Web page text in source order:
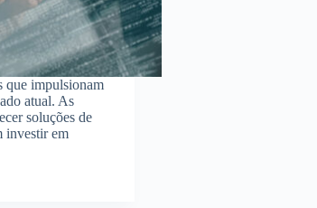
que impulsionam
atual. As
soluções de
investir em